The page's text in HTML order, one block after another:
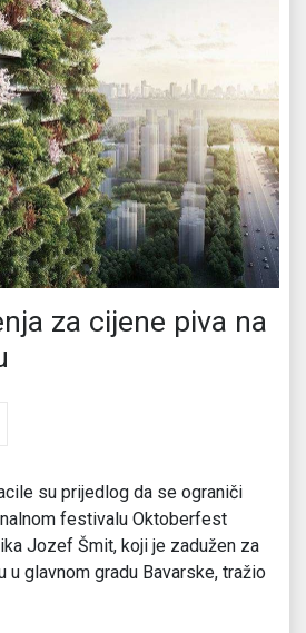
za cijene piva na
su prijedlog da se ograniči
festivalu Oktoberfest
Jozef Šmit, koji je zadužen za
u glavnom gradu Bavarske, tražio